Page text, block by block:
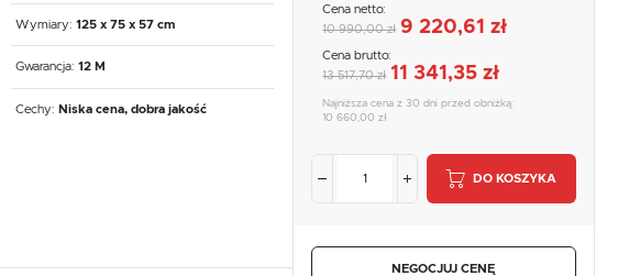
Wymiary: 125 x 75 x 57 cm
Gwarancja: 12 M
Cechy: Niska cena, dobra jakość
Cena netto:
10 990,00 zł 9 220,61 zł
Cena brutto:
13 517,70 zł 11 341,35 zł
Najniższa cena z 30 dni przed obniżką:
10 660,00 zł
DO KOSZYKA
NEGOCJUJ CENĘ